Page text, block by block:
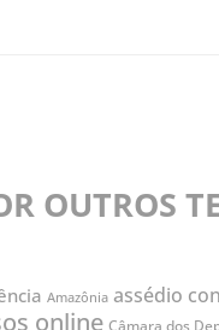
OUTROS
Amazônia assédio
online Câmara dos